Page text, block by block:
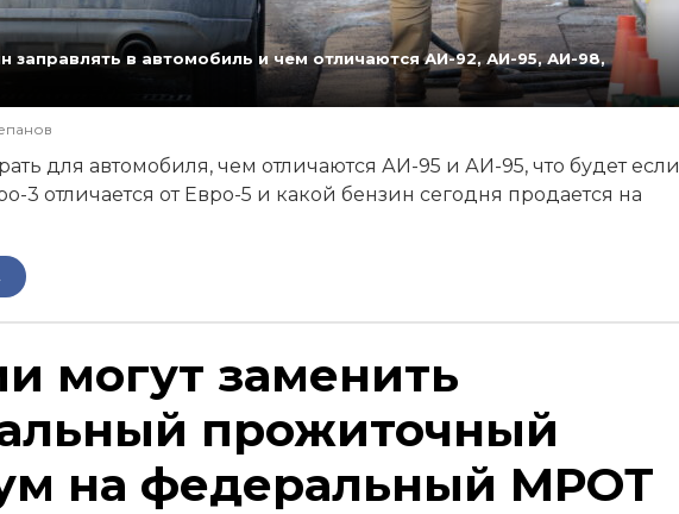
заправлять в автомобиль и чем отличаются АИ-92, АИ-95, АИ-98,
для автомобиля, чем отличаются АИ-95 и АИ-95, что будет если
3 отличается от Евро-5 и какой бензин сегодня продается на
могут заменить
прожиточный
на федеральный МРОТ